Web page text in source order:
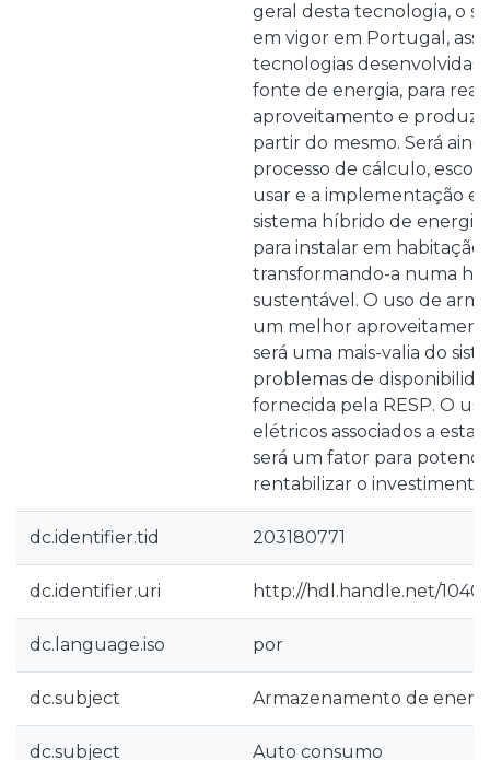
geral desta tecnologia, o
em vigor em Portugal,
tecnologias
fonte de energia, para
aproveitamento e
partir do mesmo. Será
processo de cálculo,
usar e a implementação
sistema híbrido de energia
para instalar em
transformando-a numa
sustentável. O uso de
um melhor
será uma mais-valia do
problemas de
fornecida pela RESP. O
elétricos associados a
será um fator para
rentabilizar o
dc.identifier.tid 203180771
dc.identifier.uri http://hdl.handle.net/
dc.language.iso por
dc.subject Armazenamento de
dc.subject Auto consumo